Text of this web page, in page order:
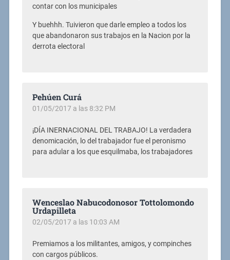
contar con los municipales
Y buehhh. Tuivieron que darle empleo a todos los
que abandonaron sus trabajos en la Nacion por la
derrota electoral
Pehúen Curá
01/05/2017 a las 8:32 PM
¡DÍA INERNACIONAL DEL TRABAJO! La verdadera
denomicación, lo del trabajador fue el peronismo
para adular a los que esquilmaba, los trabajadores
Wenceslao Nabucodonosor Tottolomondo
Urdapilleta
02/05/2017 a las 10:03 AM
Premiamos a los militantes, amigos, y compinches
con cargos públicos.